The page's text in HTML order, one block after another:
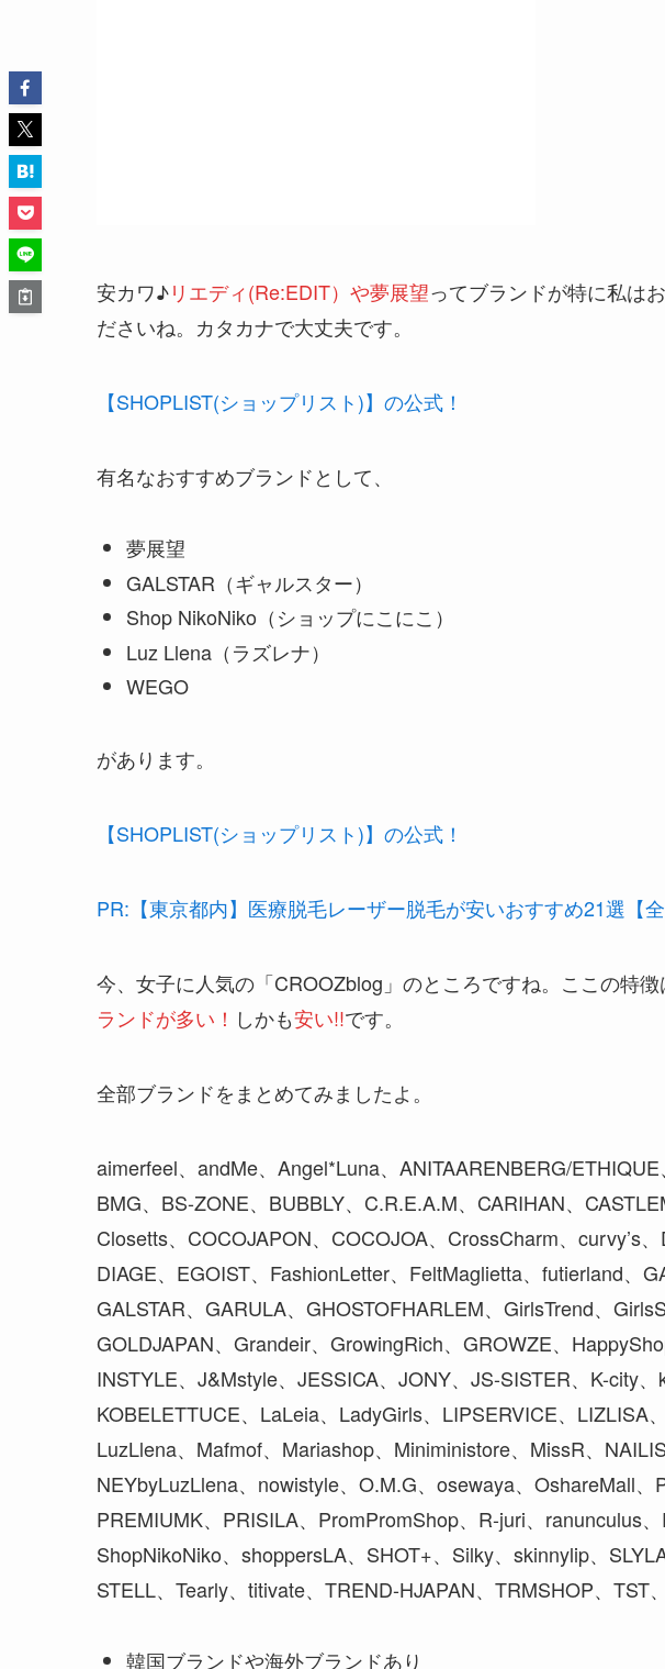
安カワ♪リエディ(Re:EDIT）や夢展望ってブランドが特に私は
ださいね。カタカナで大丈夫です。
【SHOPLIST(ショップリスト)】の公式！
有名なおすすめブランドとして、
夢展望
GALSTAR（ギャルスター）
Shop NikoNiko（ショップにこにこ）
Luz Llena（ラズレナ）
WEGO
があります。
【SHOPLIST(ショップリスト)】の公式！
PR:【東京都内】医療脱毛レーザー脱毛が安いおすすめ21選【全
今、 女子に人気の「CROOZblog」のところですね。 ここの特徴
ランドが多い！ しかも安い!!です。
全部ブランドをまとめてみましたよ。
aimerfeel、andMe、Angel*Luna、ANITAARENBERG/ETHIQUE
BMG、BS-ZONE、BUBBLY、C.R.E.A.M、CARIHAN、
Closetts、COCOJAPON、COCOJOA、CrossCharm、curvy’s
DIAGE、EGOIST、FashionLetter、FeltMaglietta、futierland、
GALSTAR、GARULA、GHOSTOFHARLEM、GirlsTrend、
GOLDJAPAN、Grandeir、GrowingRich、GROWZE、
INSTYLE、J&Mstyle、JESSICA、JONY、JS-SISTER、K-city、
KOBELETTUCE、LaLeia、LadyGirls、LIPSERVICE、LIZLISA
LuzLlena、Mafmof、Mariashop、Miniministore、MissR、
NEYbyLuzLlena、nowistyle、O.M.G、osewaya、OshareMall、
PREMIUMK、PRISILA、PromPromShop、R-juri、ranunculus、
ShopNikoNiko、shoppersLA、SHOT+、Silky、skinnylip、
STELL、Tearly、titivate、TREND-HJAPAN、TRMSHOP、TST
韓国ブランドや海外ブランドあり